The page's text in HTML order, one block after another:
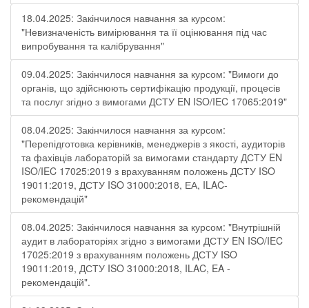
18.04.2025: Закінчилося навчання за курсом:
"Невизначеність вимірювання та її оцінювання під час
випробування та калібрування"
09.04.2025: Закінчилося навчання за курсом: "Вимоги до
органів, що здійснюють сертифікацію продукції, процесів
та послуг згідно з вимогами ДСТУ EN ISO/IEC 17065:2019"
08.04.2025: Закінчилося навчання за курсом:
"Перепідготовка керівників, менеджерів з якості, аудиторів
та фахівців лабораторій за вимогами стандарту ДСТУ EN
ISO/IEC 17025:2019 з врахуванням положень ДСТУ ISO
19011:2019, ДСТУ ISO 31000:2018, ЕА, ILAC-
рекомендацій"
08.04.2025: Закінчилося навчання за курсом: "Внутрішній
аудит в лабораторіях згідно з вимогами ДСТУ EN ISO/IEC
17025:2019 з врахуванням положень ДСТУ ISO
19011:2019, ДСТУ ISO 31000:2018, ILAC, EA -
рекомендацій".